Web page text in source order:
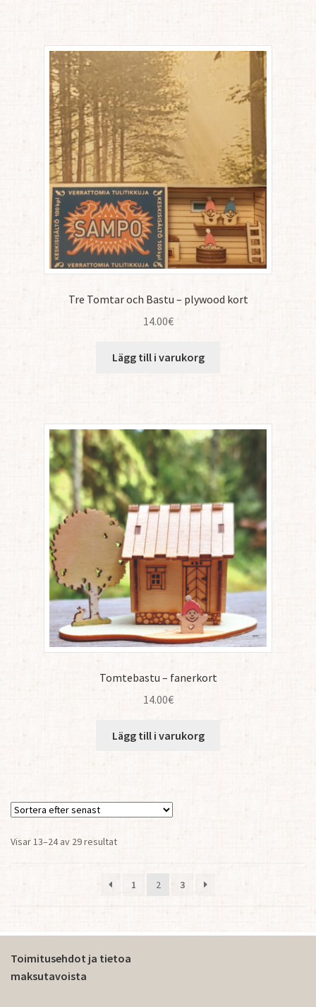
Tre Tomtar och Bastu – plywood kort
14.00€
Lägg till i varukorg
Tomtebastu – fanerkort
14.00€
Lägg till i varukorg
Visar 13–24 av 29 resultatSortera
1
2 3
Toimitusehdot ja tietoa
maksutavoista